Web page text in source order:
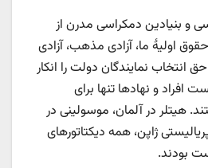
و بنیادین دمکراسی مدرن از
اولیۀ ما، آزادی مذهب، آزادی
انتخاب نمایندگان دولت را انکار
افراد و نهادها تنها برای
هیتلر در آلمان، موسولینی در
ژاپن، همه دیکتاتورهای
بودند.